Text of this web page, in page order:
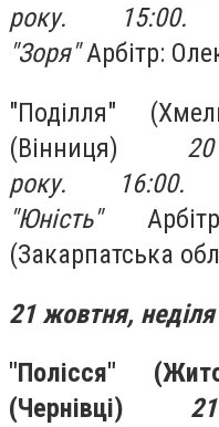
року. 15:00.
"Зоря"Арбітр:
"Поділля"
(Вінниця)
року. 16:00.
"Юність"
(Закарпатська
21 жовтня, неділя
"Полісся"
(Чернівці)